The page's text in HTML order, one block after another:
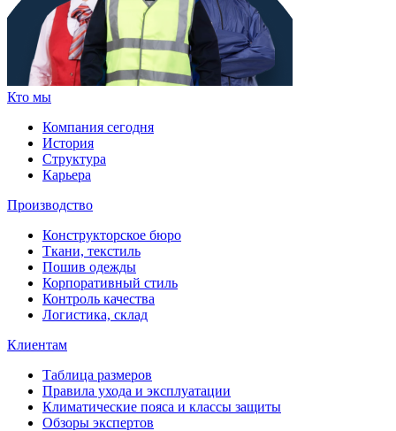
Кто мы
Компания сегодня
История
Структура
Карьера
Производство
Конструкторское бюро
Ткани, текстиль
Пошив одежды
Корпоративный стиль
Контроль качества
Логистика, склад
Клиентам
Таблица размеров
Правила ухода и эксплуатации
Климатические пояса и классы защиты
Обзоры экспертов